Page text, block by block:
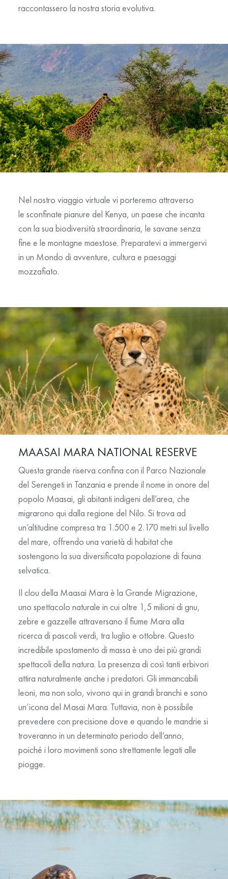
raccontassero la nostra storia evolutiva.
Nel nostro viaggio virtuale vi porteremo attraverso
le sconfinate pianure del Kenya, un paese che incanta
con la sua biodiversità straordinaria, le savane senza
fine e le montagne maestose. Preparatevi a immergervi
in un Mondo di avventure, cultura e paesaggi
mozzafiato.
MAASAI MARA NATIONAL RESERVE
Questa grande riserva confina con il Parco Nazionale
del Serengeti in Tanzania e prende il nome in onore del
popolo Maasai, gli abitanti indigeni dell’area, che
migrarono qui dalla regione del Nilo. Si trova ad
un’altitudine compresa tra 1.500 e 2.170 metri sul livello
del mare, offrendo una varietà di habitat che
sostengono la sua diversificata popolazione di fauna
selvatica.
Il clou della Maasai Mara è la Grande Migrazione,
uno spettacolo naturale in cui oltre 1,5 milioni di gnu,
zebre e gazzelle attraversano il fiume Mara alla
ricerca di pascoli verdi, tra luglio e ottobre. Questo
incredibile spostamento di massa è uno dei più grandi
spettacoli della natura. La presenza di così tanti erbivori
attira naturalmente anche i predatori. Gli immancabili
leoni, ma non solo, vivono qui in grandi branchi e sono
un’icona del Masai Mara. Tuttavia, non è possibile
prevedere con precisione dove e quando le mandrie si
troveranno in un determinato periodo dell’anno,
poiché i loro movimenti sono strettamente legati alle
piogge.